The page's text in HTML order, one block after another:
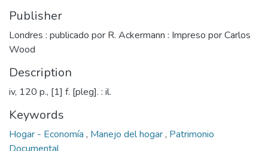
Publisher
Londres : publicado por R. Ackermann : Impreso por Carlos
Wood
Description
iv, 120 p., [1] f. [pleg]. : il.
Keywords
Hogar - Economía , Manejo del hogar, Patrimonio